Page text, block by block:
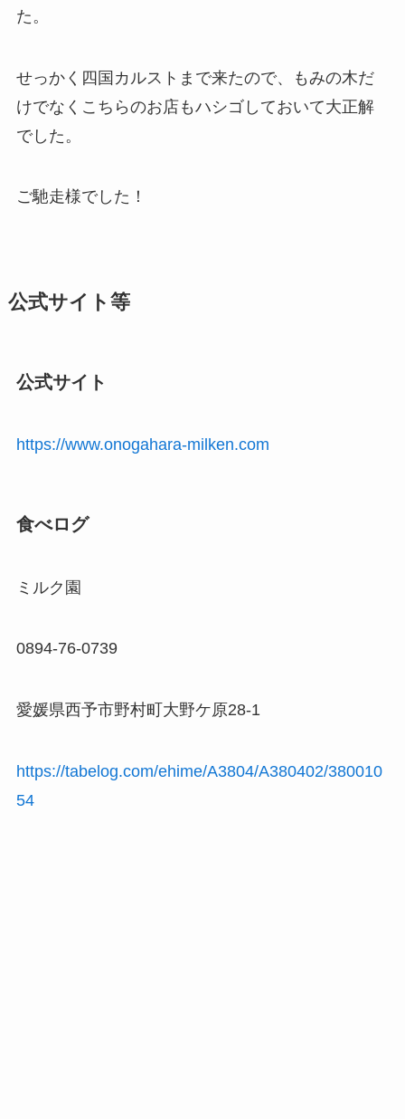
た。
せっかく四国カルストまで来たので、もみの木だ
けでなくこちらのお店もハシゴしておいて大正解
でした。
ご馳走様でした！
公式サイト等
公式サイト
https://www.onogahara-milken.com
食べログ
ミルク園
0894-76-0739
愛媛県西予市野村町大野ケ原28-1
https://tabelog.com/ehime/A3804/A380402/380010
54